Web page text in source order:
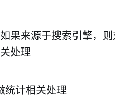
果来源于搜索引擎，
处理
统计相关处理